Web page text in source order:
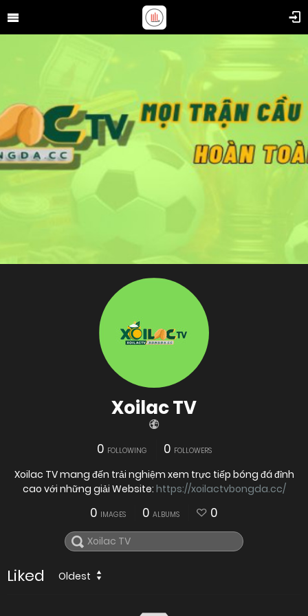
Xoilac TV
0 FOLLOWING 0 FOLLOWERS
Xoilac TV mang đến trải nghiệm xem trực tiếp bóng đá đỉnh
cao với những giải Website: https://xoilactvbongda.cc/
0 IMAGES 0 ALBUMS 0
Liked Oldest